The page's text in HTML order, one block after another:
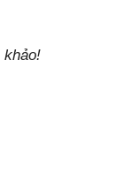
khảo!